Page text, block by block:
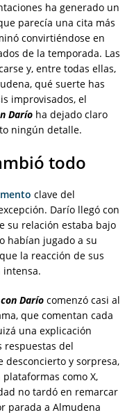
ha generado un
parecía una cita más
convirtiéndose en
de la temporada. Las
y, entre todas ellas,
qué suerte has
improvisados, el
Darío ha dejado claro
ningún detalle.
todo
clave del
Darío llegó con
su relación estaba bajo
habían jugado a su
la reacción de sus
intensa.
Darío comenzó casi al
que comentan cada
una explicación
respuestas del
y sorpresa,
como X,
no tardó en remarcar
parada a Almudena